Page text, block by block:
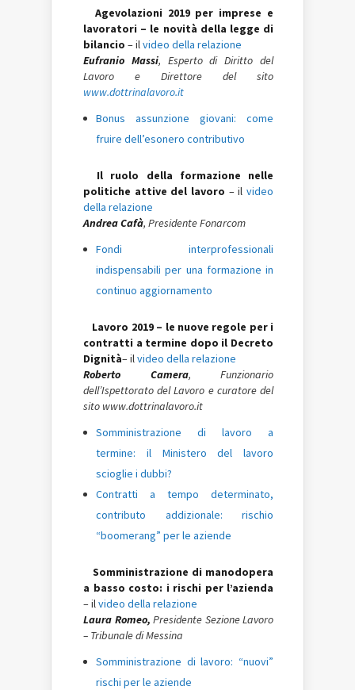
Agevolazioni 2019 per imprese e
lavoratori – le novità della legge di
bilancio – ilvideo della relazione
Eufranio Massi, Esperto di Diritto del
Lavoro e Direttore del sito
www.dottrinalavoro.it
Bonus assunzione giovani: come
fruire dell’esonero contributivo
Il ruolo della formazione nelle
politiche attive del lavoro – ilvideo
della relazione
Andrea Cafà, Presidente Fonarcom
Fondi interprofessionali
indispensabili per una formazione in
continuo aggiornamento
Lavoro 2019 – le nuove regole per i
contratti a termine dopo il Decreto
Dignità– ilvideo della relazione
Roberto Camera, Funzionario
dell’Ispettorato del Lavoro e curatore del
sito www.dottrinalavoro.it
Somministrazione di lavoro a
termine: il Ministero del lavoro
scioglie i dubbi?
Contratti a tempo determinato,
contributo addizionale: rischio
“boomerang” per le aziende
Somministrazione di manodopera
a basso costo: i rischi per l’azienda
– ilvideo della relazione
Laura Romeo, Presidente Sezione Lavoro
– Tribunale di Messina
Somministrazione di lavoro: “nuovi”
rischi per le aziende